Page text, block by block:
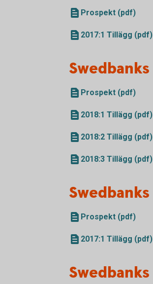
Prospekt (pdf)
2017:1 Tillägg (pdf)
Prospekt (pdf)
2018:1 Tillägg (pdf)
2018:2 Tillägg (pdf)
2018:3 Tillägg (pdf)
Prospekt (pdf)
2017:1 Tillägg (pdf)